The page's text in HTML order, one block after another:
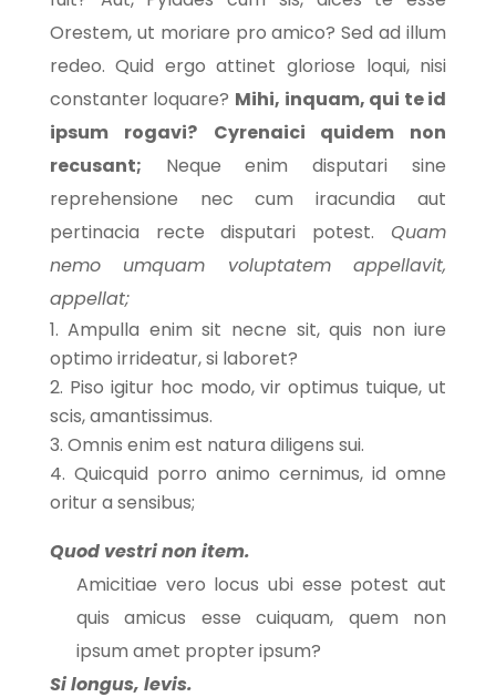
Orestem, ut moriare pro amico? Sed ad illum
redeo. Quid ergo attinet gloriose loqui, nisi
constanter loquare? Mihi, inquam, qui te id
ipsum rogavi?
Cyrenaici quidem non
recusant; Neque enim disputari sine
reprehensione nec cum iracundia aut
pertinacia recte disputari potest. Quam
nemo umquam voluptatem appellavit,
appellat;
Ampulla enim sit necne sit, quis non iure
optimo irrideatur, si laboret?
Piso igitur hoc modo, vir optimus tuique, ut
scis, amantissimus.
Omnis enim est natura diligens sui.
Quicquid porro animo cernimus, id omne
oritur a sensibus;
Quod vestri non item.
Amicitiae vero locus ubi esse potest aut
quis amicus esse cuiquam, quem non
ipsum amet propter ipsum?
Si longus, levis.